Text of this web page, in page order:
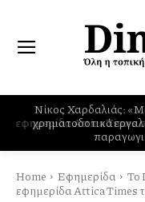
Νίκος Χαρδαλιάς:
χρηματοδοτικά
Home Εφημερίδα
Το
εφημερίδα Attica Times